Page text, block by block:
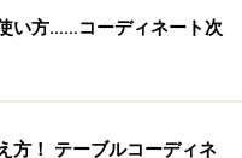
命をいただいて、その
のです。「いただきま
をいただくということ
ものは多くの人の手を
い方……コーディネート次
方！ テーブルコーディネ